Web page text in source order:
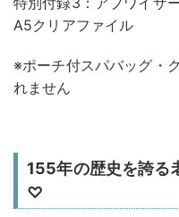
A5クリアファイル
※ポーチ付スパバッグ・
れません
155年の歴史を誇る
♡